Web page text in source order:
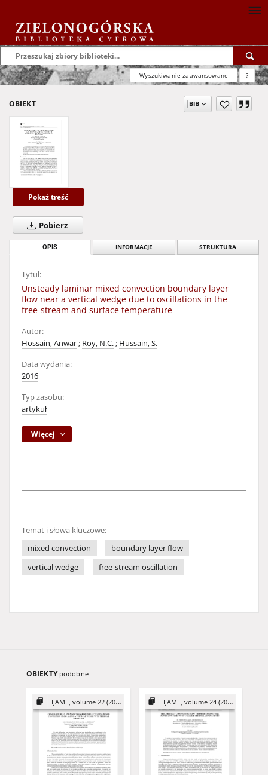
Wyszukiwanie zaawansowane ?
OBIEKT
Pokaż treść
Pobierz
OPIS INFORMACJE STRUKTURA
Tytuł:
Unsteady laminar mixed convection boundary layer
flow near a vertical wedge due to oscillations in the
free-stream and surface temperature
Autor:
Hossain, Anwar; Roy, N.C.; Hussain, S.
Data wydania:
2016
Typ zasobu:
artykuł
Więcej
Temat i słowa kluczowe:
mixed convection
boundary layer flow
vertical wedge
free-stream oscillation
OBIEKTY podobne
IJAME, volume 22 (2017) IJAME, volume 24 (2019)